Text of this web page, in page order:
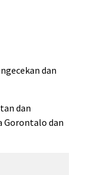
dan
dan
Gorontalo dan